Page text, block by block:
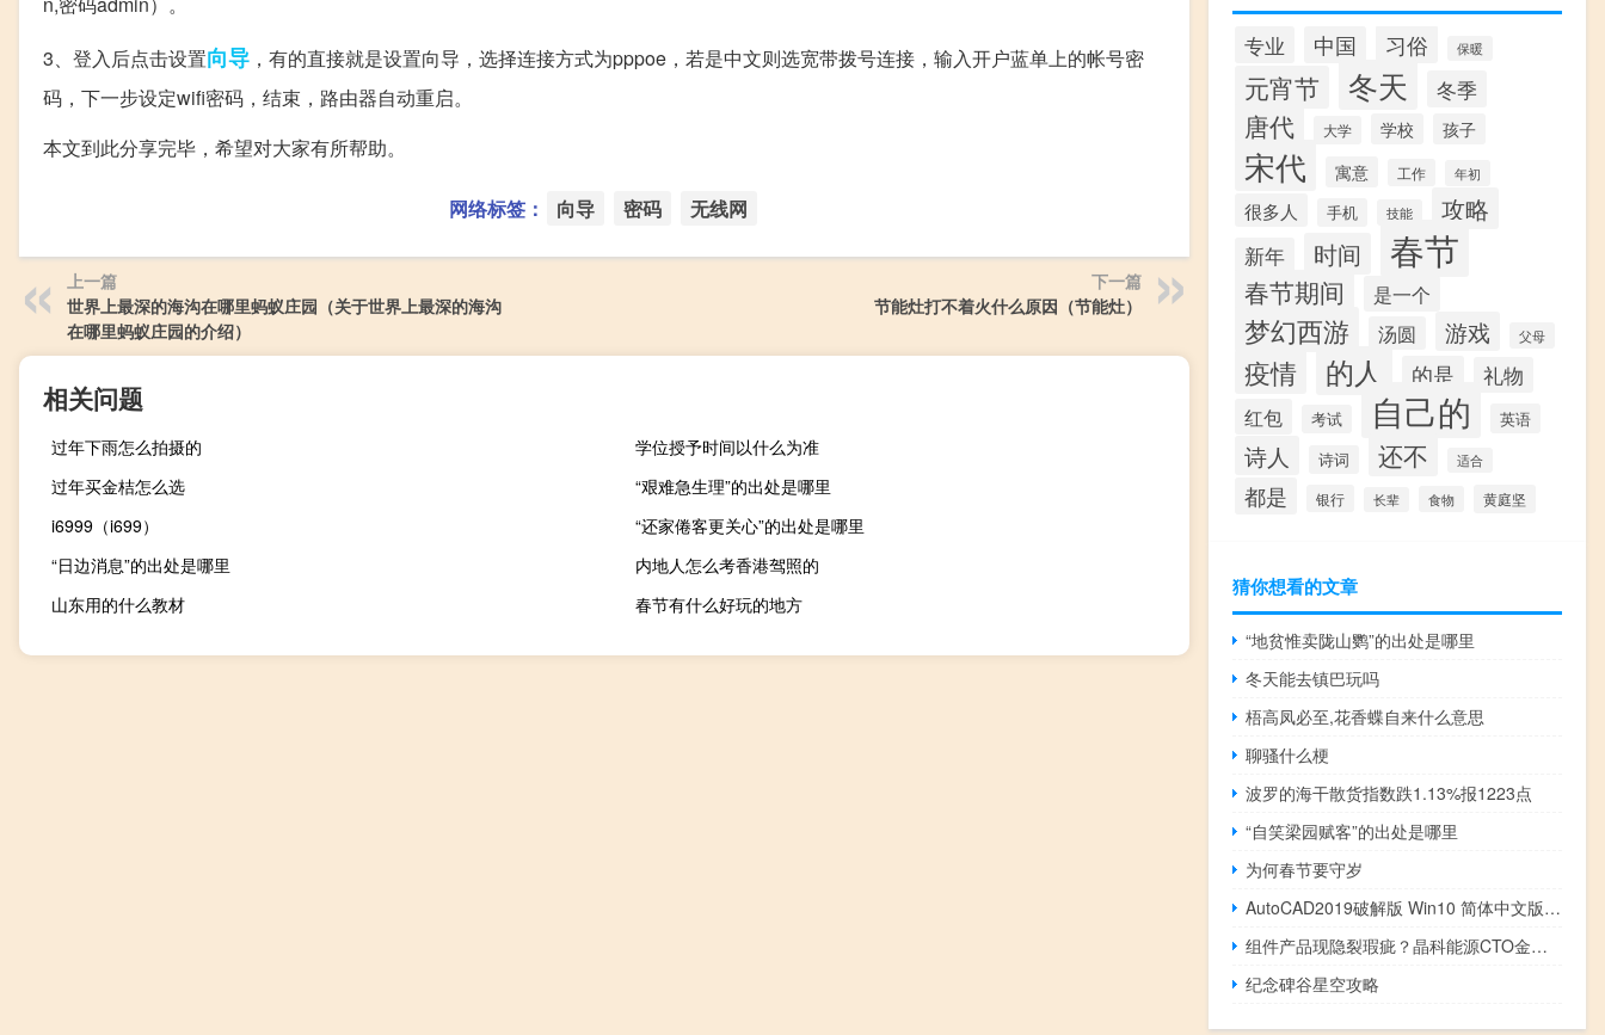
3、登入后点击设置向导 ，有的直接就是设置向导，选择连接方式为pppoe，若是中文则选宽带拨号连接，输入开户蓝单上的帐号密
码，下一步设定wifi密码，结束，路由器自动重启。
本文到此分享完毕，希望对大家有所帮助。
网络标签： 向导 密码 无线网
上一篇
世界上最深的海沟在哪里蚂蚁庄园（关于世界上最深的海沟
在哪里蚂蚁庄园的介绍）
下一篇
节能灶打不着火什么原因（节能灶）
相关问题
过年下雨怎么拍摄的
学位授予时间以什么为准
过年买金桔怎么选
“艰难急生理”的出处是哪里
i6999（i699）
“还家倦客更关心”的出处是哪里
“日边消息”的出处是哪里
内地人怎么考香港驾照的
山东用的什么教材
春节有什么好玩的地方
专业 中国 习俗 保暖
元宵节 冬天 冬季
唐代 大学 学校 孩子
宋代 寓意 工作 年初
很多人 手机 技能 攻略
新年 时间 春节
春节期间 是一个
梦幻西游 汤圆 游戏 父母
疫情 的人 的是
礼物
红包
考试 自己的 英语
诗人 诗词 还不 适合
都是 银行 长辈 食物 黄庭坚
猜你想看的文章
“地贫惟卖陇山鹦”的出处是哪里
冬天能去镇巴玩吗
梧高凤必至,花香蝶自来什么意思
聊骚什么梗
波罗的海干散货指数跌1.13%报1223点
“自笑梁园赋客”的出处是哪里
为何春节要守岁
AutoCAD2019破解版 Win10 简体中文版（AutoCAD2019破解版 Win10 简体中文版功能简介）
组件产品现隐裂瑕疵？晶科能源CTO金浩：有客户自提运输过程中未妥善保护
纪念碑谷星空攻略